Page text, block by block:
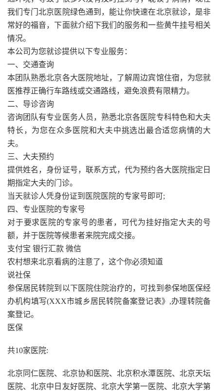
我们专门北京医院绿色通到，能让你快速在北京就诊，是非
常好的福音，下面就介绍下我们的服务和一些黄牛挂号相关
情况。
本公司为您就诊提供以下专业服务：
一、交通查询
本团队熟悉北京各大医院地址，了解周边宾馆住宿，为您就
医推荐正确行车路线或交通路线，避免浪费有限精力。
二、导诊咨询
咨询团队有专业医务人员，熟悉北京各医院专科特色和大夫
特长，为您在众多医院和大夫中挑选出最合适您病情的大
夫。
三、大夫预约
提供姓名，身份证号，联系方式，代为预约各大医院指定日
期指定大夫的门诊。
当天就诊人凭身份证到医院医院的专家号即可;
四、专业医院的专家号
对于要求医院的专家号的患者，可代为挂好指定大夫的号
额，并于医院等候患者来院完成交接。
支付宝 银行汇款 微信
农村想来北京看病的注意了，这个你必须知道
说社保
参保居民转院到以下医院住院治疗的，可找到参保地医保经
办机构填写(XXX市城乡居民转院备案登记表》,办理转院备
案登记。
医保
共10家医院:
北京同仁医院、北京协和医院、北京积水潭医院、北京天坛
医院、北京中日友好医院、北京大学第一医院、北京大学第